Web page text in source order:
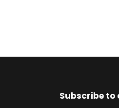
Subscribe to